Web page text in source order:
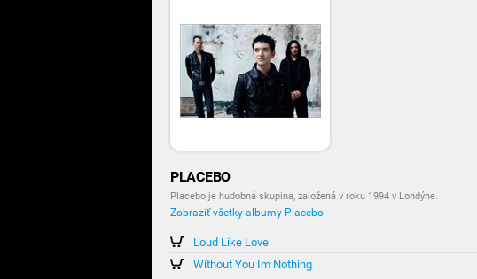
PLACEBO
Placebo je hudobná skupina, založená v roku 1994 v Londýne.
Zobraziť všetky albumy Placebo
Loud Like Love
Without You Im Nothing